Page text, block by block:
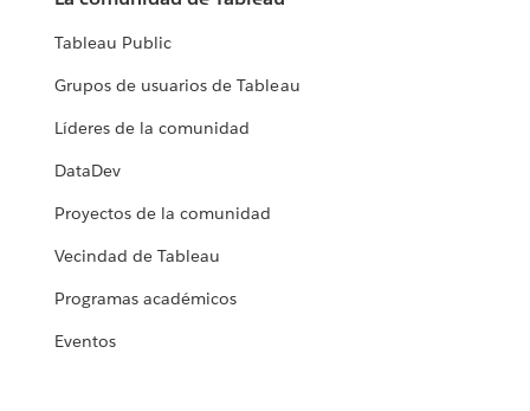
Tableau Public
Grupos de usuarios de Tableau
Líderes de la comunidad
DataDev
Proyectos de la comunidad
Vecindad de Tableau
Programas académicos
Eventos